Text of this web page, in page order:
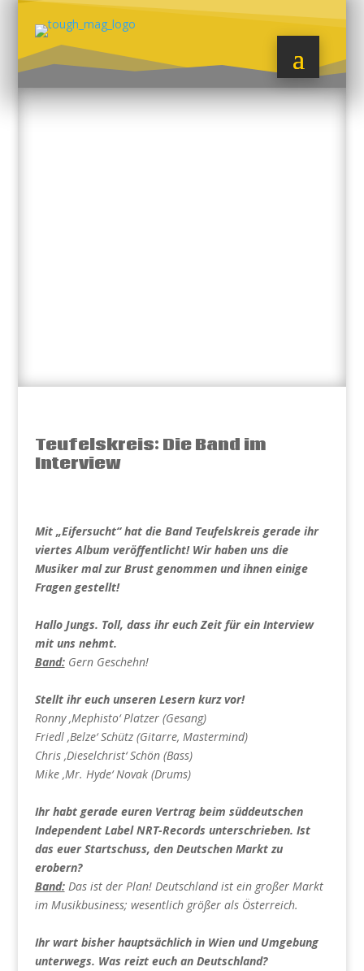
Teufelskreis: Die Band im
Interview
Mit „Eifersucht“ hat die Band Teufelskreis gerade ihr
viertes Album veröffentlicht! Wir haben uns die
Musiker mal zur Brust genommen und ihnen einige
Fragen gestellt!
Hallo Jungs. Toll, dass ihr euch Zeit für ein Interview
mit uns nehmt.
Band:Gern Geschehn!
Stellt ihr euch unseren Lesern kurz vor!
Ronny ‚Mephisto‘ Platzer (Gesang)
Friedl ‚Belze‘ Schütz (Gitarre, Mastermind)
Chris ‚Dieselchrist‘ Schön (Bass)
Mike ‚Mr. Hyde‘ Novak (Drums)
Ihr habt gerade euren Vertrag beim süddeutschen
Independent Label NRT-Records unterschrieben. Ist
das euer Startschuss, den Deutschen Markt zu
erobern?
Band:Das ist der Plan! Deutschland ist ein großer Markt
im Musikbusiness; wesentlich größer als Österreich.
Ihr wart bisher hauptsächlich in Wien und Umgebung
unterwegs. Was reizt euch an Deutschland?